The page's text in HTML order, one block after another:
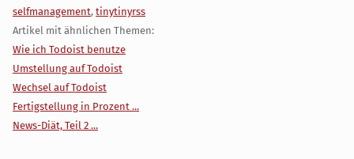
selfmanagement, tinytinyrss
Artikel mit ähnlichen Themen:
Wie ich Todoist benutze
Umstellung auf Todoist
Wechsel auf Todoist
Fertigstellung in Prozent ...
News-Diät, Teil 2 ...